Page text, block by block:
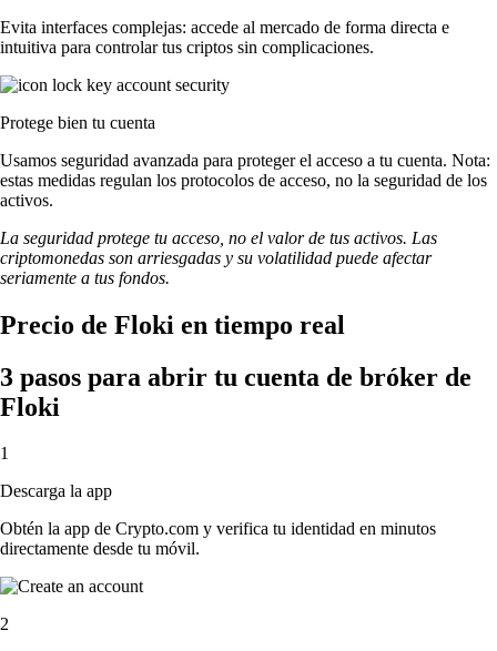
Evita interfaces complejas: accede al mercado de forma directa e
intuitiva para controlar tus criptos sin complicaciones.
Protege bien tu cuenta
Usamos seguridad avanzada para proteger el acceso a tu cuenta. Nota:
estas medidas regulan los protocolos de acceso, no la seguridad de los
activos.
La seguridad protege tu acceso, no el valor de tus activos. Las
criptomonedas son arriesgadas y su volatilidad puede afectar
seriamente a tus fondos.
Precio de Floki en tiempo real
3 pasos para abrir tu cuenta de bróker de
Floki
1
Descarga la app
Obtén la app de Crypto.com y verifica tu identidad en minutos
directamente desde tu móvil.
2